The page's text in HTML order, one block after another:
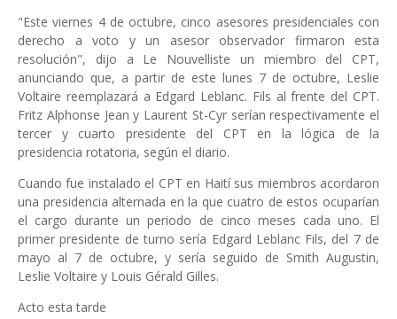
"Este viernes 4 de octubre, cinco asesores presidenciales con
derecho a voto y un asesor observador firmaron esta
resolución", dijo a Le Nouvelliste un miembro del CPT,
anunciando que, a partir de este lunes 7 de octubre, Leslie
Voltaire reemplazará a Edgard Leblanc. Fils al frente del CPT.
Fritz Alphonse Jean y Laurent St-Cyr serían respectivamente el
tercer y cuarto presidente del CPT en la lógica de la
presidencia rotatoria, según el diario.
Cuando fue instalado el CPT en Haití sus miembros acordaron
una presidencia alternada en la que cuatro de estos ocuparían
el cargo durante un periodo de cinco meses cada uno. El
primer presidente de turno sería Edgard Leblanc Fils, del 7 de
mayo al 7 de octubre, y sería seguido de Smith Augustin,
Leslie Voltaire y Louis Gérald Gilles.
Acto esta tarde